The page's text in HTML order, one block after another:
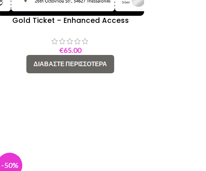
Gold Ticket – Enhanced Access
€65.00
ΔΙΑΒΆΣΤΕ ΠΕΡΙΣΣΌΤΕΡΑ
-50%